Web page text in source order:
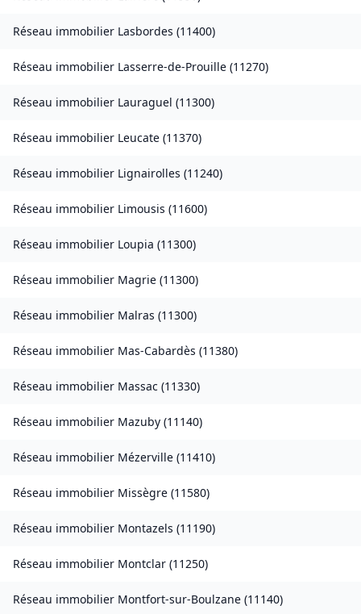
Réseau immobilier Lasbordes (11400)
Réseau immobilier Lasserre-de-Prouille (11270)
Réseau immobilier Lauraguel (11300)
Réseau immobilier Leucate (11370)
Réseau immobilier Lignairolles (11240)
Réseau immobilier Limousis (11600)
Réseau immobilier Loupia (11300)
Réseau immobilier Magrie (11300)
Réseau immobilier Malras (11300)
Réseau immobilier Mas-Cabardès (11380)
Réseau immobilier Massac (11330)
Réseau immobilier Mazuby (11140)
Réseau immobilier Mézerville (11410)
Réseau immobilier Missègre (11580)
Réseau immobilier Montazels (11190)
Réseau immobilier Montclar (11250)
Réseau immobilier Montfort-sur-Boulzane (11140)